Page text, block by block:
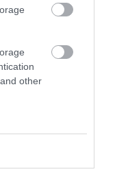
other